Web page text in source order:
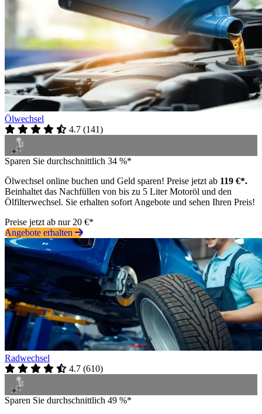
Ölwechsel
4.7 (141)
Sparen Sie durchschnittlich 34 %*
Ölwechsel online buchen und Geld sparen! Preise jetzt ab 119 €*.
Beinhaltet das Nachfüllen von bis zu 5 Liter Motoröl und den
Ölfilterwechsel. Sie erhalten sofort Angebote und sehen Ihren Preis!
Preise jetzt ab nur 20 €*
Angebote erhalten
Radwechsel
4.7 (610)
Sparen Sie durchschnittlich 49 %*